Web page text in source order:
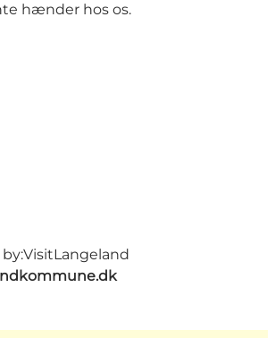
hænder hos os.
VisitLangeland